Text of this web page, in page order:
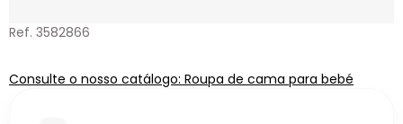
Ref. 3582866
Consulte o nosso catálogo: Roupa de cama para bebé